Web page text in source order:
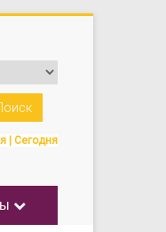
| Сегодня